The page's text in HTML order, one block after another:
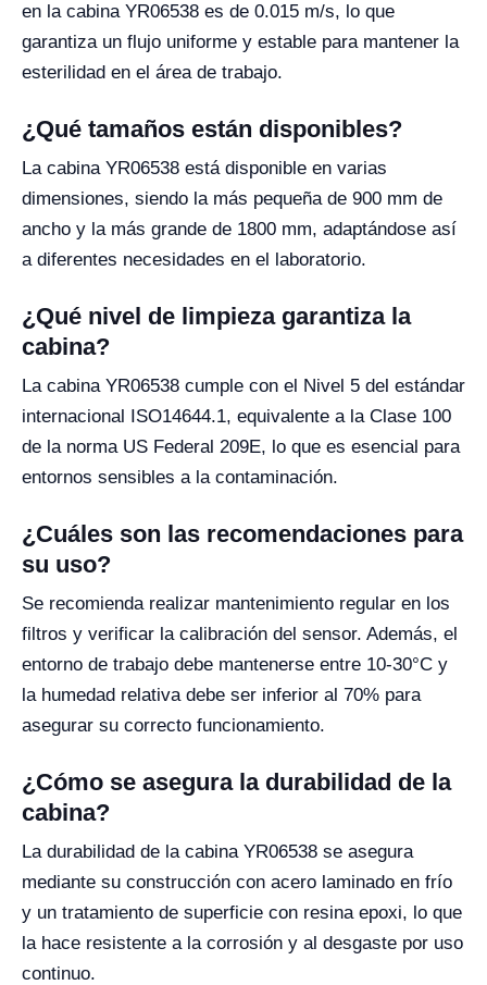
en la cabina YR06538 es de 0.015 m/s, lo que
garantiza un flujo uniforme y estable para mantener la
esterilidad en el área de trabajo.
¿Qué tamaños están disponibles?
La cabina YR06538 está disponible en varias
dimensiones, siendo la más pequeña de 900 mm de
ancho y la más grande de 1800 mm, adaptándose así
a diferentes necesidades en el laboratorio.
¿Qué nivel de limpieza garantiza la
cabina?
La cabina YR06538 cumple con el Nivel 5 del estándar
internacional ISO14644.1, equivalente a la Clase 100
de la norma US Federal 209E, lo que es esencial para
entornos sensibles a la contaminación.
¿Cuáles son las recomendaciones para
su uso?
Se recomienda realizar mantenimiento regular en los
filtros y verificar la calibración del sensor. Además, el
entorno de trabajo debe mantenerse entre 10-30°C y
la humedad relativa debe ser inferior al 70% para
asegurar su correcto funcionamiento.
¿Cómo se asegura la durabilidad de la
cabina?
La durabilidad de la cabina YR06538 se asegura
mediante su construcción con acero laminado en frío
y un tratamiento de superficie con resina epoxi, lo que
la hace resistente a la corrosión y al desgaste por uso
continuo.